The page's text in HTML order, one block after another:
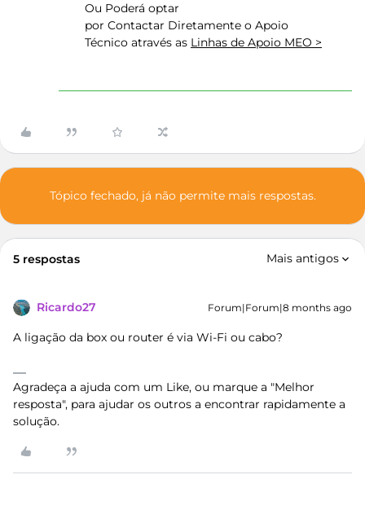
Ou Poderá optar
por Contactar Diretamente o Apoio
Técnico através as Linhas de Apoio MEO >
Tópico fechado, já não permite mais respostas.
5 respostas Mais antigos
Ricardo27 Forum|Forum|8 months ago
A ligação da box ou router é via Wi-Fi ou cabo?
Agradeça a ajuda com um Like, ou marque a "Melhor
resposta", para ajudar os outros a encontrar rapidamente a
solução.